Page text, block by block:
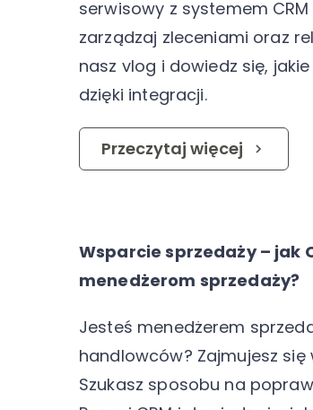
serwisowy z systemem
zarządzaj zleceniami oraz
nasz vlog i dowiedz się,
dzięki integracji.
Przeczytaj więcej
Wsparcie sprzedaży – jak
menedżerom sprzedaży?
Jesteś menedżerem
handlowców? Zajmujesz
Szukasz sposobu na